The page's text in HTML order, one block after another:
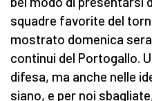
squadre favorite del
mostrato domenica
continui del Portogallo.
difesa, ma anche nelle
siano, e per noi